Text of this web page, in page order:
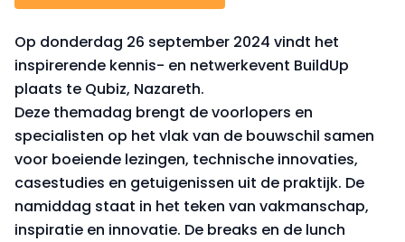
Op donderdag 26 september 2024 vindt het
inspirerende kennis- en netwerkevent BuildUp
plaats te Qubiz, Nazareth.
Deze themadag brengt de voorlopers en
specialisten op het vlak van de bouwschil samen
voor boeiende lezingen, technische innovaties,
casestudies en getuigenissen uit de praktijk. De
namiddag staat in het teken van vakmanschap,
inspiratie en innovatie. De breaks en de lunch